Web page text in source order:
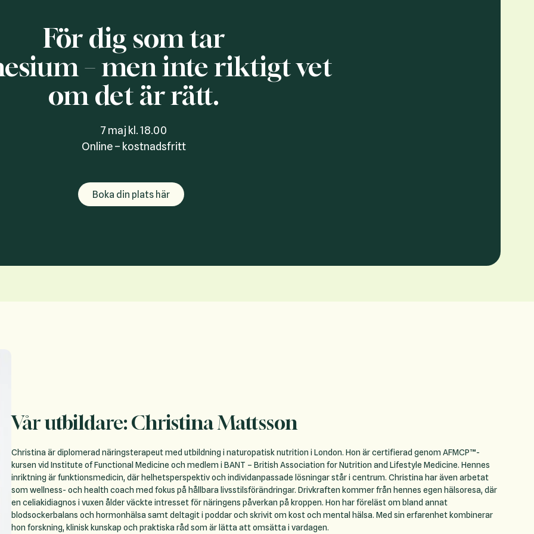
För dig som tar
– men inte riktigt vet
om det är rätt.
7 maj kl. 18.00
Online – kostnadsfritt
Boka din plats här
Vår utbildare: Christina Mattsson
Christina är diplomerad näringsterapeut med utbildning i naturopatisk nutrition i London. Hon är certifierad genom AFMCP™-
kursen vid Institute of Functional Medicine och medlem i BANT – British Association for Nutrition and Lifestyle Medicine. Hennes
inriktning är funktionsmedicin, där helhetsperspektiv och individanpassade lösningar står i centrum. Christina har även arbetat
som wellness- och health coach med fokus på hållbara livsstilsförändringar. Drivkraften kommer från hennes egen hälsoresa, där
en celiakidiagnos i vuxen ålder väckte intresset för näringens påverkan på kroppen. Hon har föreläst om bland annat
blodsockerbalans och hormonhälsa samt deltagit i poddar och skrivit om kost och mental hälsa. Med sin erfarenhet kombinerar
hon forskning, klinisk kunskap och praktiska råd som är lätta att omsätta i vardagen.